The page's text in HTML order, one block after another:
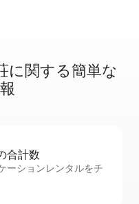
に関⁠す⁠る簡⁠単⁠な
合⁠計⁠数
ーションレンタルをチ